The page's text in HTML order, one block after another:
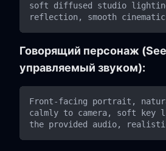
soft diffused studio
Говорящий персонаж
управляемый звуком):
Front-facing portrait,
calmly to camera, soft key